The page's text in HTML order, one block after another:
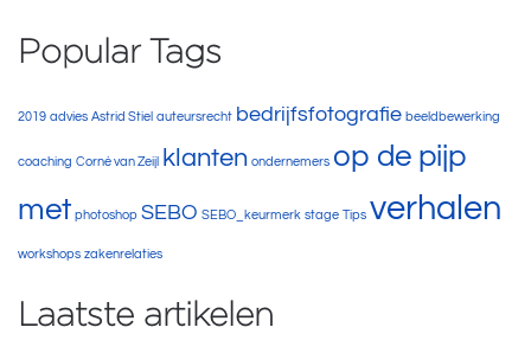
Popular Tags
2019 advies Astrid Stiel auteursrecht bedrijfsfotografie beeldbewerking
coaching Corné van Zeijl klanten ondernemers op de pijp
met photoshop SEBO SEBO_keurmerk stage Tips verhalen
workshops zakenrelaties
Laatste artikelen